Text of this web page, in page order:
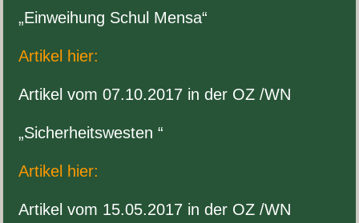
„Ein­wei­hung Schul Mensa“
Artikel hier:
Artikel vom07.10.2017 in der OZ /​WN
„Sicher­heitswesten “
Artikel hier:
Artikel vom 15.05.2017 in der OZ /​WN